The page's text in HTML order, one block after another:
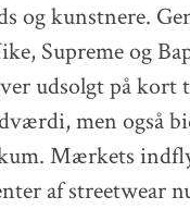
og kunstnere.
Supreme og
udsolgt på kort
men også
Mærkets
af streetwear